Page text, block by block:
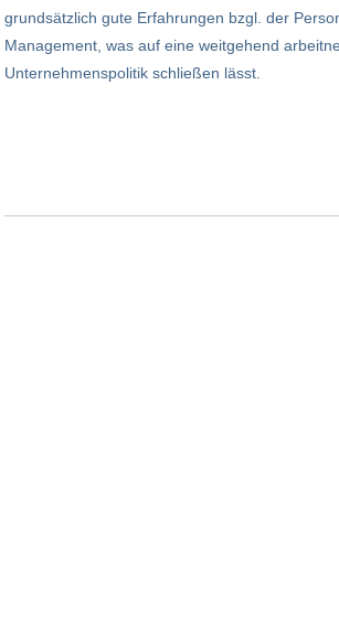
grundsätzlich gute Erfahrungen bzgl. der
Management, was auf eine weitgehend
Unternehmenspolitik schließen lässt.